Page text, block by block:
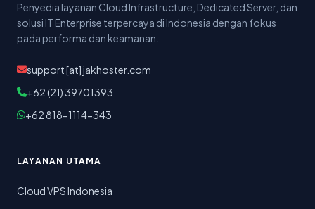
Penyedia layanan Cloud Infrastructure, Dedicated Server, dan
solusi IT Enterprise terpercaya di Indonesia dengan fokus
pada performa dan keamanan.
support [at] jakhoster.com
+62 (21) 39701393
+62 818-1114-343
LAYANAN UTAMA
Cloud VPS Indonesia